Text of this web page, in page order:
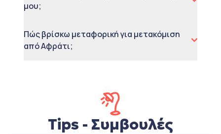
μου;
Πώς βρίσκω μεταφορική για μετακόμιση
από Αφράτι;
Tips - Συμβουλές